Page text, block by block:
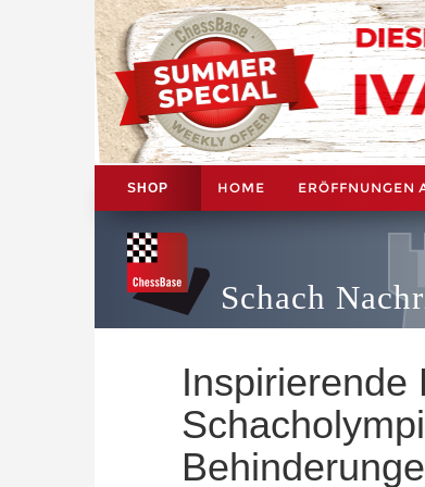
SHOP HOME ERÖFFNUNGEN
Schach
Inspirierende